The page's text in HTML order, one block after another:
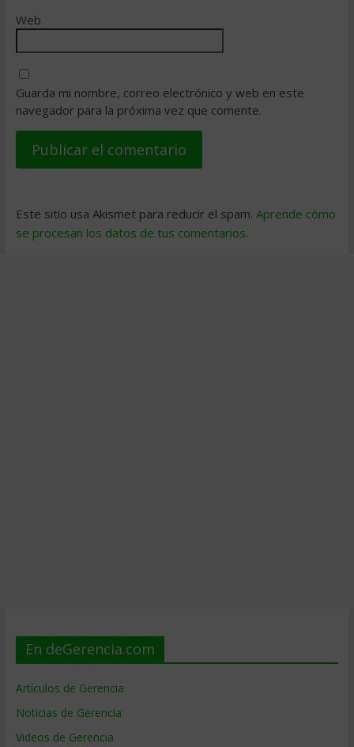
Web
Guarda mi nombre, correo electrónico y web en este
navegador para la próxima vez que comente.
Este sitio usa Akismet para reducir el spam. Aprende cómo
se procesan los datos de tus comentarios.
En deGerencia.com
Artículos de Gerencia
Noticias de Gerencia
Videos de Gerencia